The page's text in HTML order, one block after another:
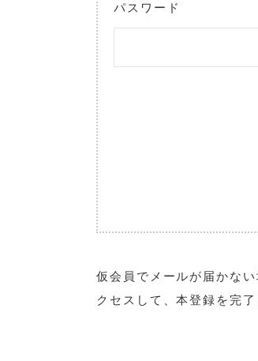
パスワード
仮会員でメールが届かな
クセスして、本登録を完了